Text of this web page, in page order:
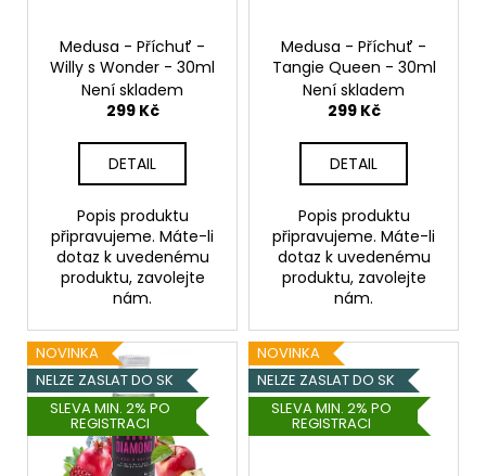
Medusa - Příchuť -
Willy s Wonder - 30ml
Není skladem
299 Kč
DETAIL
Popis produktu
připravujeme. Máte-li
dotaz k uvedenému
produktu, zavolejte
nám.
Medusa - Příchuť -
Tangie Queen - 30ml
Není skladem
299 Kč
DETAIL
Popis produktu
připravujeme. Máte-li
dotaz k uvedenému
produktu, zavolejte
nám.
NOVINKA
NELZE ZASLAT DO SK
SLEVA MIN. 2% PO
REGISTRACI
NOVINKA
NELZE ZASLAT DO SK
SLEVA MIN. 2% PO
REGISTRACI